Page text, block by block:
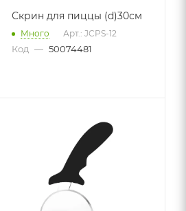
Скрин для пиццы (d)30см
Много Арт.: JCPS-12
Код — 50074481